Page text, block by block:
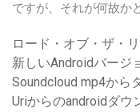
ですが、それが何故か
ロード・オブ・ザ・
新しいAndroidバージ
Soundcloud mp4から
Uriからのandroidダウ